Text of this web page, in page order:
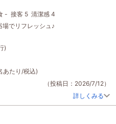
トです！
なさん優しく嫌な顔せずに迎えてく
掛けていただき少しお話させていた
した。
はさっぱりできるのでここも嬉しい
があるみたいなの
し歩けば吉野家やファミリーマー
利です！
- 接客 5 清潔感 4
でリフレッシュ♪
)
たり/税込)
（投稿日：2026/7/12）
詳しくみる